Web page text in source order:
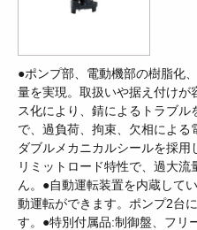
●ポンプ部、電動機部の樹脂化
量を実現。取扱いや据え付けが
ス化により、錆によるトラブ
で、過負荷、拘束、欠相による
ダブルメカニカルシールを採
リミットロード特性で、過大
ん。●自動運転装置を内蔵して
動運転ができます。ポンプ2台
す。●特別付属品:制御盤、フリ